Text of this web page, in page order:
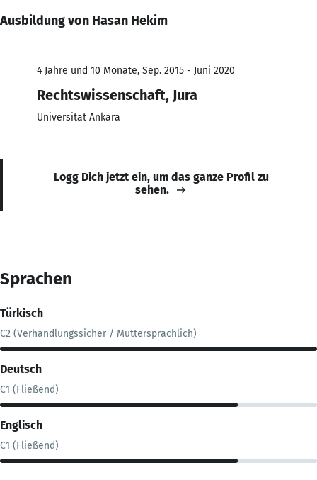
Ausbildung von Hasan Hekim
4 Jahre und 10 Monate, Sep. 2015 - Juni 2020
Rechtswissenschaft, Jura
Universität Ankara
Logg Dich jetzt ein, um das ganze Profil zu
sehen.
Sprachen
Türkisch
C2 (Verhandlungssicher / Muttersprachlich)
Deutsch
C1 (Fließend)
Englisch
C1 (Fließend)